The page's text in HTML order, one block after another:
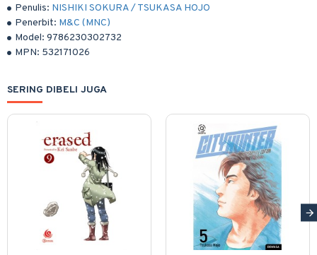
Penulis: NISHIKI SOKURA / TSUKASA HOJO
Penerbit: M&C (MNC)
Model: 9786230302732
MPN: 532171026
SERING DIBELI JUGA